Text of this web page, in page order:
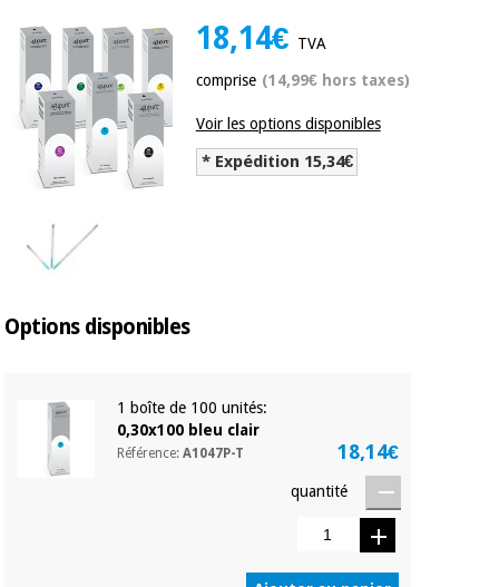
Offres
Outlet
Académie
médical
Médecine
traditionnelle
chinoise
Mobilier
Armoires
thérapeutiques
Matériel de
coronavirus
Aérobic,
Nouveautes
Offres
Outlet
Fisaude
Dentisterie
équipement
médical
traditionnelle
chinoise
Mobilier
clinique
Armoires
thérapeutiques
18,14€ TVA
comprise (14,99€ hors taxes)
Voir les options disponibles
* Expédition 15,34€
Options disponibles
1 boîte de 100 unités:
0,30x100 bleu clair
Référence:A1047P-T 18,14€
quantité